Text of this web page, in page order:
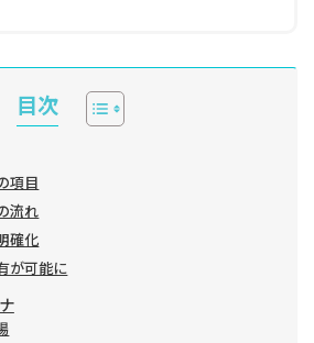
目次
項目
流れ
確化
が可能に